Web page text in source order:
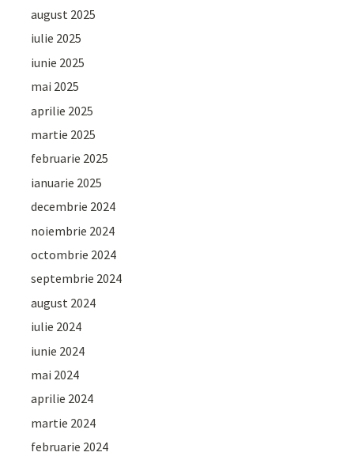
august 2025
iulie 2025
iunie 2025
mai 2025
aprilie 2025
martie 2025
februarie 2025
ianuarie 2025
decembrie 2024
noiembrie 2024
octombrie 2024
septembrie 2024
august 2024
iulie 2024
iunie 2024
mai 2024
aprilie 2024
martie 2024
februarie 2024